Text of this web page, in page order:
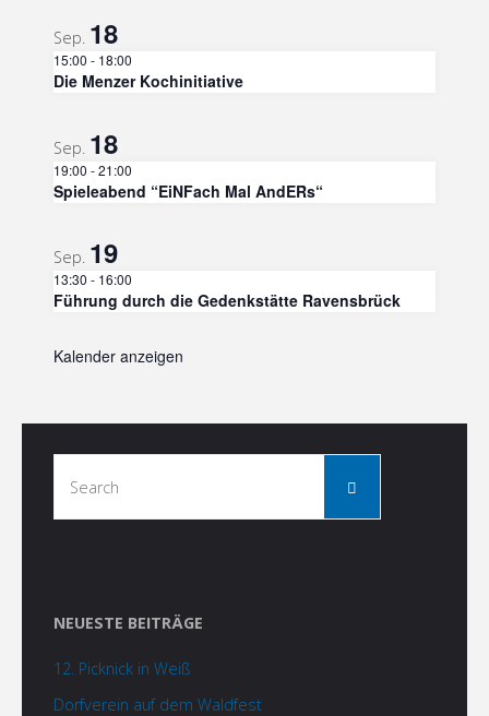
Sep. 18
15:00 - 18:00
Die Menzer Kochinitiative
Sep. 18
19:00 -21:00
Spieleabend “EiNFach Mal AndERs“
Sep. 19
13:30 - 16:00
Führung durch die Gedenkstätte Ravensbrück
Kalender anzeigen
Search
NEUESTE BEITRÄGE
12. Picknick in Weiß
Dorfverein auf dem Waldfest